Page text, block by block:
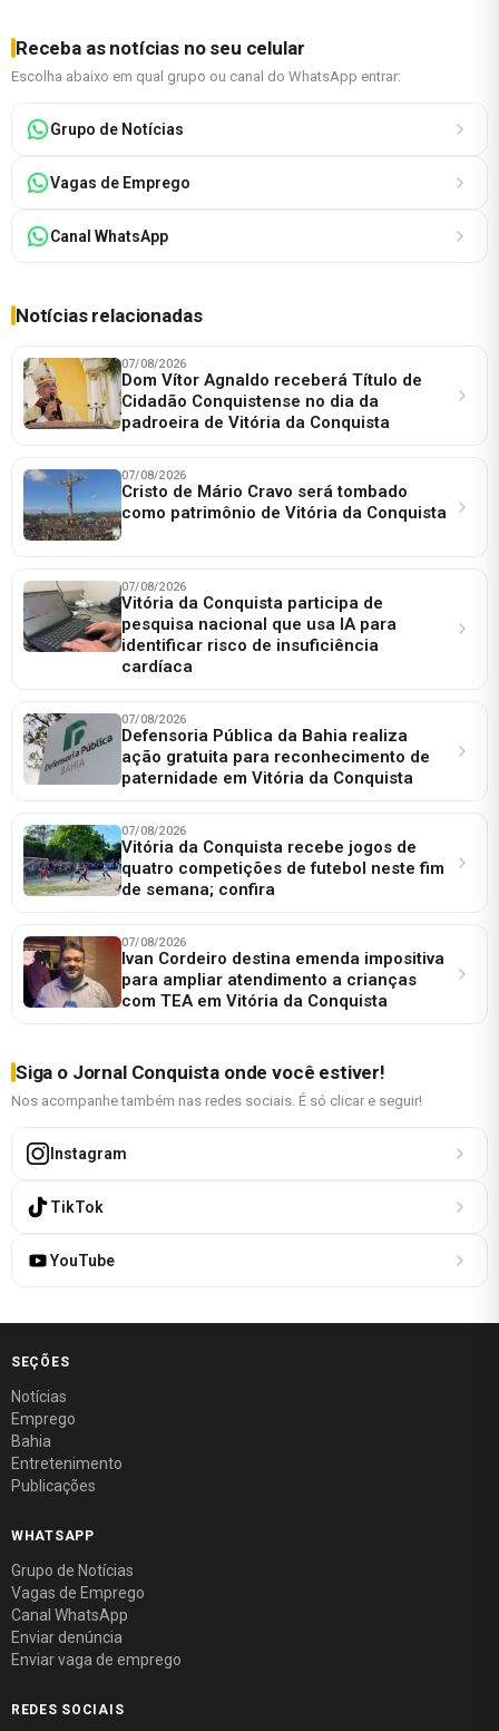
Receba as notícias no seu celular
Escolha abaixo em qual grupo ou canal do WhatsApp entrar:
Grupo de Notícias
Vagas de Emprego
Canal WhatsApp
Notícias relacionadas
07/08/2026
Dom Vítor Agnaldo receberá Título de
Cidadão Conquistense no dia da
padroeira de Vitória da Conquista
07/08/2026
Cristo de Mário Cravo será tombado
como patrimônio de Vitória da Conquista
07/08/2026
Vitória da Conquista participa de
pesquisa nacional que usa IA para
identificar risco de insuficiência
cardíaca
07/08/2026
Defensoria Pública da Bahia realiza
ação gratuita para reconhecimento de
paternidade em Vitória da Conquista
07/08/2026
Vitória da Conquista recebe jogos de
quatro competições de futebol neste fim
de semana; confira
07/08/2026
Ivan Cordeiro destina emenda impositiva
para ampliar atendimento a crianças
com TEA em Vitória da Conquista
Siga o Jornal Conquista onde você estiver!
Nos acompanhe também nas redes sociais. É só clicar e seguir!
Instagram
TikTok
YouTube
SEÇÕES
Notícias
Emprego
Bahia
Entretenimento
Publicações
WHATSAPP
Grupo de Notícias
Vagas de Emprego
Canal WhatsApp
Enviar denúncia
Enviar vaga de emprego
REDES SOCIAIS